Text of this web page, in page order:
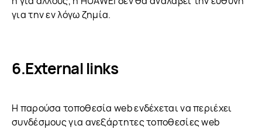
για την εν λόγω ζημία.
External links
Η παρούσα τοποθεσία web ενδέχεται να περιέχει
συνδέσμους για ανεξάρτητες τοποθεσίες web